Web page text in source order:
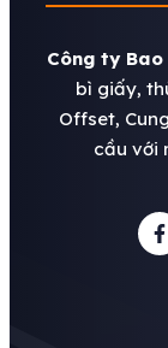
Công ty
bì giấy,
Offset,
cầu với